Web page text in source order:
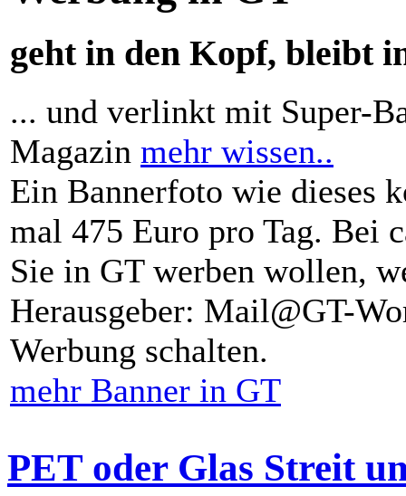
geht in den Kopf, bleibt
... und verlinkt mit Super-
Magazin mehr wissen..
Ein Bannerfoto wie dieses
mal 475 Euro pro Tag. Bei
Sie in GT werben wollen,
Herausgeber: Mail@GT-
Werbung schalten.
mehr Banner in GT
PET oder Glas Streit